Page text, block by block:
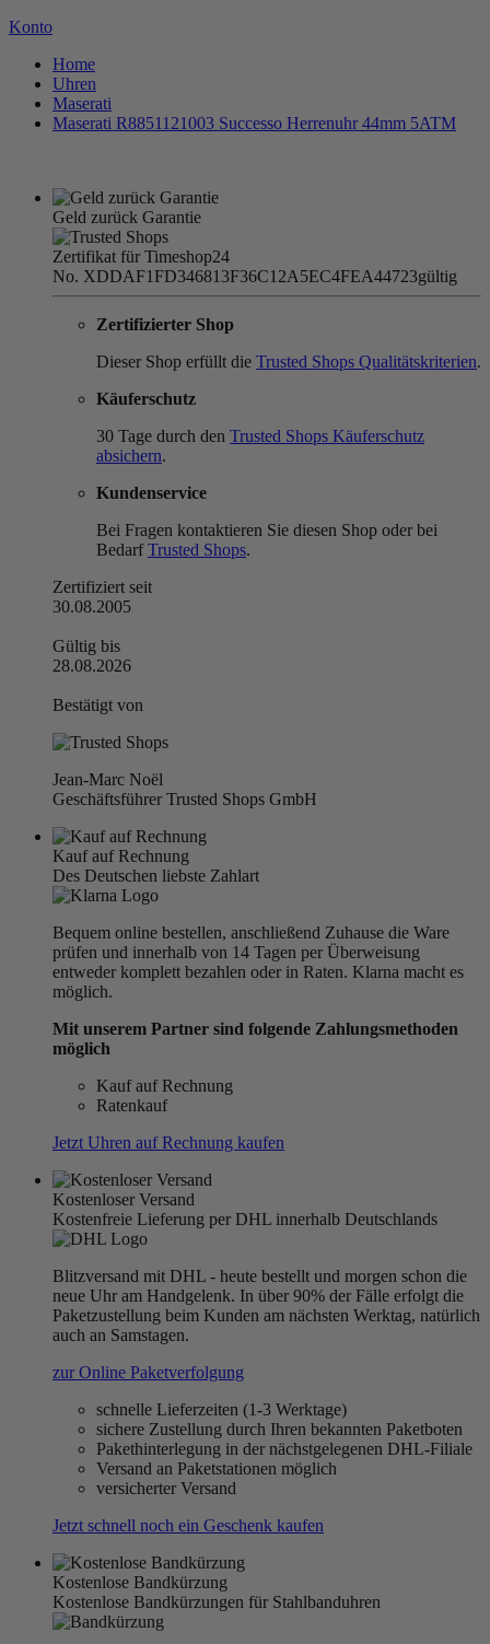
Konto
Home
Uhren
Maserati
Maserati R8851121003 Successo Herrenuhr 44mm 5ATM
Geld zurück Garantie
Zertifikat für Timeshop24
No. XDDAF1FD346813F36C12A5EC4FEA44723gültig
Zertifizierter Shop
Dieser Shop erfüllt die Trusted Shops Qualitätskriterien.
Käuferschutz
30 Tage durch den Trusted Shops Käuferschutz
absichern.
Kundenservice
Bei Fragen kontaktieren Sie diesen Shop oder bei
BedarfTrusted Shops.
Zertifiziert seit
30.08.2005
Gültig bis
28.08.2026
Bestätigt von
Jean-Marc Noël
Geschäftsführer Trusted Shops GmbH
Kauf auf Rechnung
Des Deutschen liebste Zahlart
Bequem online bestellen, anschließend Zuhause die Ware
prüfen und innerhalb von 14 Tagen per Überweisung
entweder komplett bezahlen oder in Raten. Klarna macht es
möglich.
Mit unserem Partner sind folgende Zahlungsmethoden
möglich
Kauf auf Rechnung
Ratenkauf
Jetzt Uhren auf Rechnung kaufen
Kostenloser Versand
Kostenfreie Lieferung per DHL innerhalb Deutschlands
Blitzversand mit DHL - heute bestellt und morgen schon die
neue Uhr am Handgelenk. In über 90% der Fälle erfolgt die
Paketzustellung beim Kunden am nächsten Werktag, natürlich
auch an Samstagen.
zur Online Paketverfolgung
schnelle Lieferzeiten (1-3 Werktage)
sichere Zustellung durch Ihren bekannten Paketboten
Pakethinterlegung in der nächstgelegenen DHL-Filiale
Versand an Paketstationen möglich
versicherter Versand
Jetzt schnell noch ein Geschenk kaufen
Kostenlose Bandkürzung
Kostenlose Bandkürzungen für Stahlbanduhren